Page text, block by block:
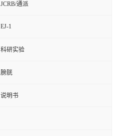
JCRB/通派
EJ-1
科研实验
膀胱
说明书